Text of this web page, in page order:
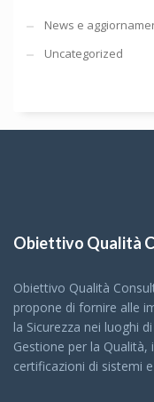
News e
Uncategorized
Obiettivo Qualità
Obiettivo Qualità
propone di fornire alle
la Sicurezza nei luoghi
Gestione per la
certificazioni di sistemi